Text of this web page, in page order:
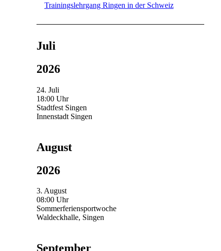
Trainingslehrgang Ringen in der Schweiz
Juli
2026
24. Juli
18:00 Uhr
Stadtfest Singen
Innenstadt Singen
August
2026
3. August
08:00 Uhr
Sommerferiensportwoche
Waldeckhalle, Singen
September